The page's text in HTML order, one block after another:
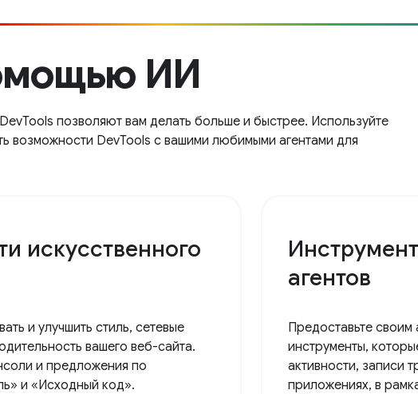
ИИ
позволяют вам делать больше и быстрее. Используйте
возможности DevTools с вашими любимыми агентами для
искусственного
и улучшить стиль, сетевые
вашего веб-сайта.
и предложения по
и «Исходный код».
агентов
Предоставьте
инструменты,
активности, записи
приложениях, в